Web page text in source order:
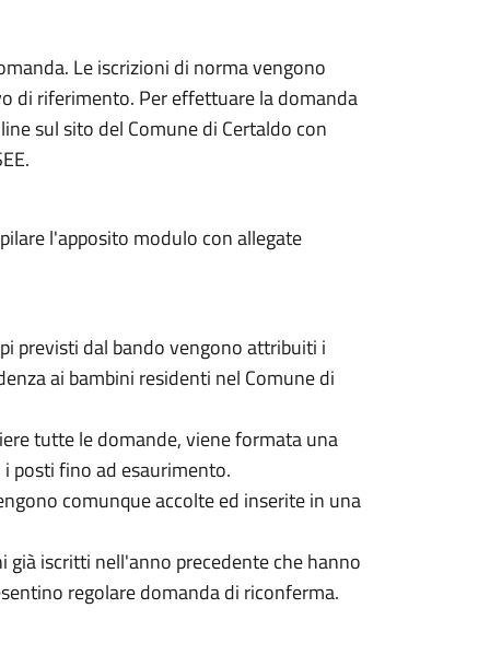
Le iscrizioni di norma vengono
di riferimento. Per effettuare la domanda
sul sito del Comune di Certaldo con
l'apposito modulo con allegate
previsti dal bando vengono attribuiti i
ai bambini residenti nel Comune di
tutte le domande, viene formata una
posti fino ad esaurimento.
comunque accolte ed inserite in una
iscritti nell'anno precedente che hanno
regolare domanda di riconferma.